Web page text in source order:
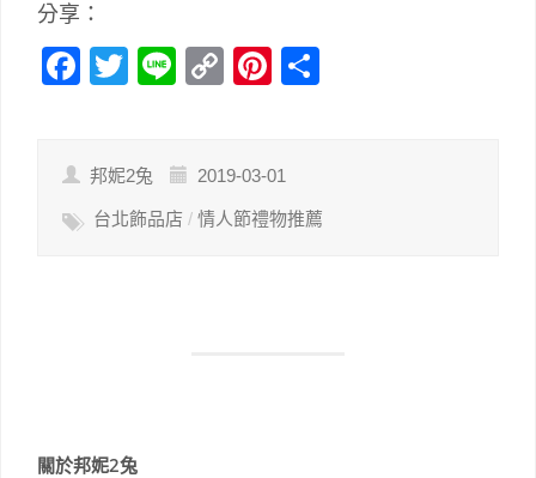
分享：
Facebook
Twitter
LineCopyPinterest
邦妮2兔 2019-03-01
台北飾品店 / 情人節禮物推薦
關於邦妮2兔